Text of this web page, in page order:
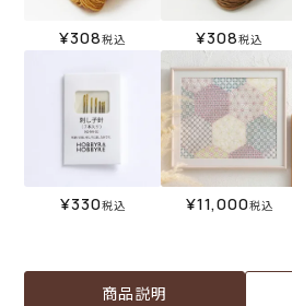
¥308税込 ¥308税込
¥330税込 ¥11,000税込
商品説明